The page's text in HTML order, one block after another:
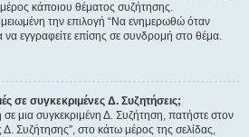
κάποιου θέματος συζήτησης.
την επιλογή “Να ενημερωθώ όταν
να εγγραφείτε επίσης σε συνδρομή στο θέμα.
σε συγκεκριμένες Δ. Συζητήσεις;
σε μια συγκεκριμένη Δ. Συζήτηση, πατήστε στον
Συζήτησης”, στο κάτω μέρος της σελίδας,